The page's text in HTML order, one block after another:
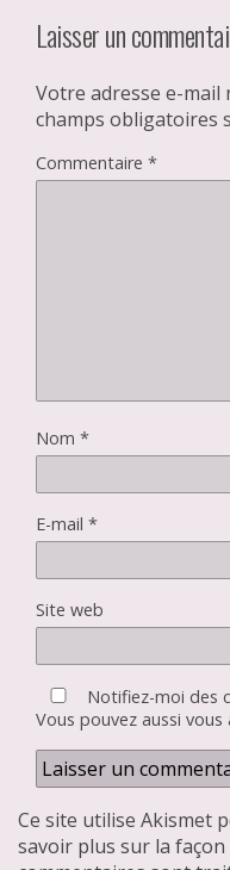
Laisser un
Votre adresse e-mail
champs obligatoires
Commentaire *
Nom *
E-mail *
Site web
Notifiez-moi des
Vous pouvez aussi vous
Ce site utilise Akismet
savoir plus sur la